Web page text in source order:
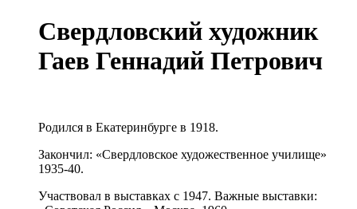
Свердловский художник
Гаев Геннадий Петрович
Родился в Екатеринбурге в 1918.
Закончил: «Свердловское художественное училище»
1935-40.
Участвовал в выставках с 1947. Важные выставки: